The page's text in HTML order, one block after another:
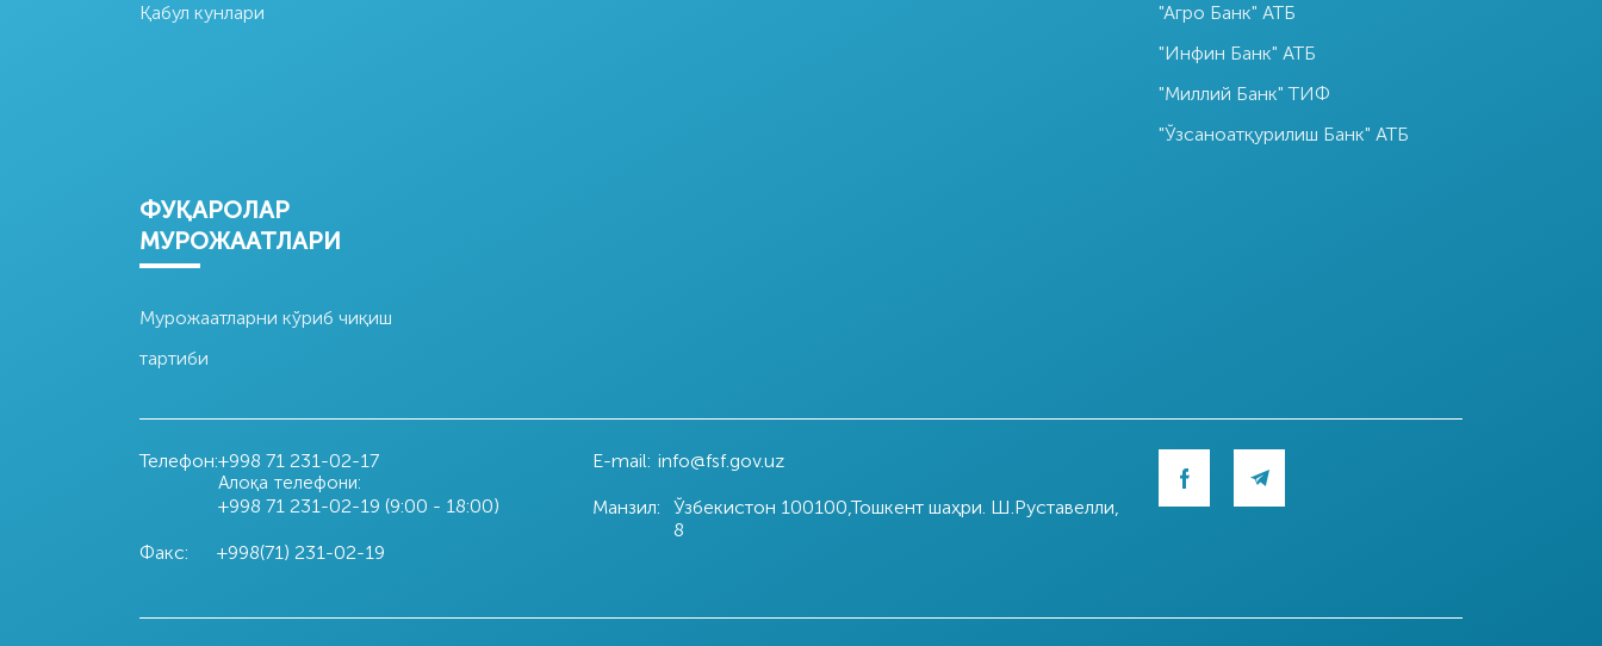
Қабул кунлари
"Агро Банк" АТБ
"Инфин Банк" АТБ
"Миллий Банк" ТИФ
"Ўзсаноатқурилиш Банк" АТБ
ФУҚАРОЛАР
МУРОЖААТЛАРИ
Мурожаатларни кўриб чиқиш
тартиби
Телефон:+998 71 231-02-17
Алоқа телефони:
+998 71 231-02-19 (9:00 - 18:00)
Факс: +998(71) 231-02-19
E-mail: info@fsf.gov.uz
Манзил:
Ўзбекистон 100100,Тошкент шаҳри. Ш.Руставелли,
8